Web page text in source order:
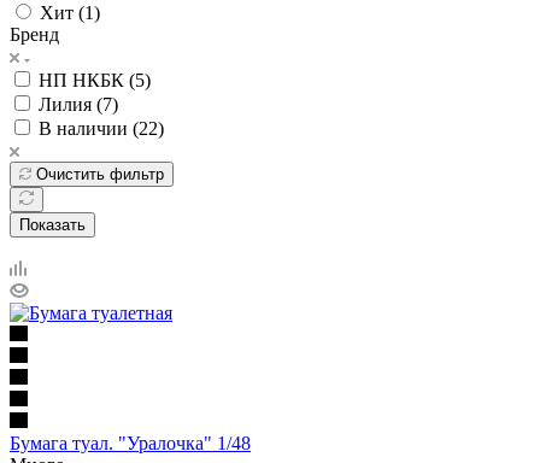
Хит (1)
Бренд
НП НКБК (5)
Лилия (7)
В наличии (22)
Очистить фильтр
Показать
Бумага туал. "Уралочка" 1/48